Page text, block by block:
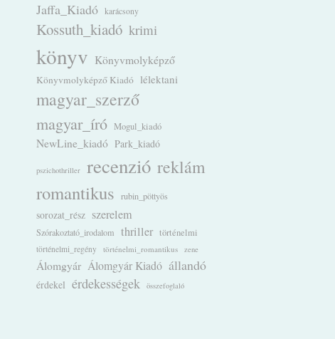
Jaffa_Kiadó karácsony
Kossuth_kiadó krimi
könyv Könyvmolyképző
Könyvmolyképző Kiadó lélektani
magyar_szerző
magyar_író Mogul_kiadó
NewLine_kiadó Park_kiadó
pszichothriller recenzió reklám
romantikus rubin_pöttyös
sorozat_rész szerelem
Szórakoztató_irodalom thriller történelmi
történelmi_regény történelmi_romantikus zene
Álomgyár Álomgyár Kiadó állandó
érdekel érdekességek összefoglaló